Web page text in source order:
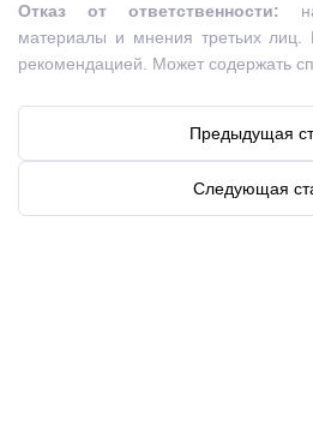
Отказ от ответственности:
материалы и мнения третьих лиц.
рекомендацией. Может содержать
Предыдущая
Следующая